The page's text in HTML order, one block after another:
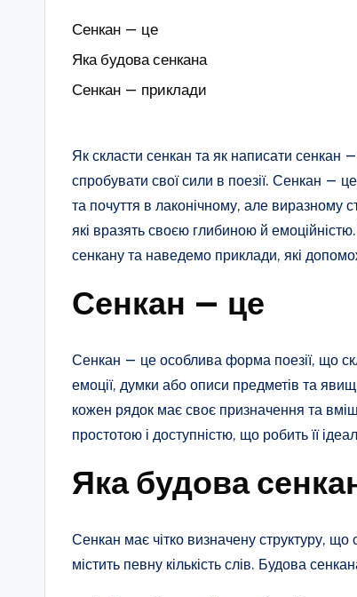
Сенкан — це
Яка будова сенкана
Сенкан — приклади
Як скласти сенкан та як написати сенкан
спробувати свої сили в поезії. Сенкан —
та почуття в лаконічному, але виразному
які вразять своєю глибиною й
сенкану та наведемо приклади, які
Сенкан — це
Сенкан — це особлива форма поезії, що
емоції, думки або описи предметів та
кожен рядок має своє призначення та
простотою і доступністю, що робить її
Яка будова
Сенкан має чітко визначену структуру, що
містить певну кількість слів. Будова